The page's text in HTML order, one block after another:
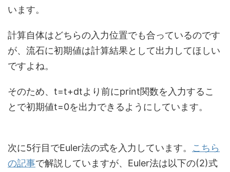
います。
計算自体はどちらの入力位置でも合っているのです
が、流石に初期値は計算結果として出力してほしい
ですよね。
そのため、t=t+dtより前にprint関数を入力するこ
とで初期値t=0を出力できるようにしています。
次に5行目でEuler法の式を入力しています。 こちら
の記事で解説していますが、Euler法は以下の(2)式